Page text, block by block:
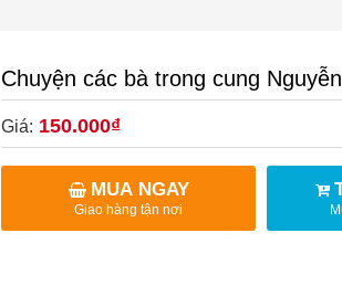
Chuyện các bà trong cung
Giá: 150.000₫
MUA NGAY
Giao hàng tận nơi